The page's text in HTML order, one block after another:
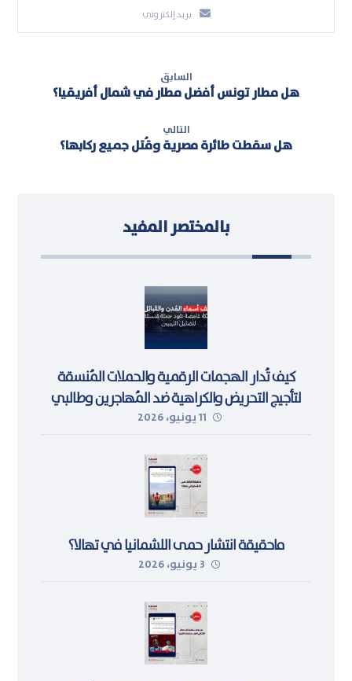
بريد إلكتروني
السابق
هل مطار تونس أفضل مطار في شمال أفريقيا؟
التالي
هل سقطت طائرة مصرية وقُتل جميع ركابها؟
بالمختصر المفيد
كيف تُدار الهجمات الرقمية والحملات المُنسقة
لتأجيج التحريض والكراهية ضد المُهاجرين وطالبي
اللجوء في ليبيا
11 يونيو، 2026
ماحقيقة انتشار حمى اللشمانيا في تهالا؟
3 يونيو، 2026